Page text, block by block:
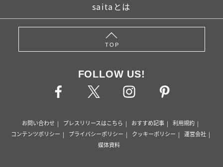
saitaとは
TOP
FOLLOW US!
お問い合わせ プレスリリースはこちら おすすめ記事
利用規約
コンテンツポリシー
プライバシーポリシー クッキーポリシー
運営会社
媒体資料